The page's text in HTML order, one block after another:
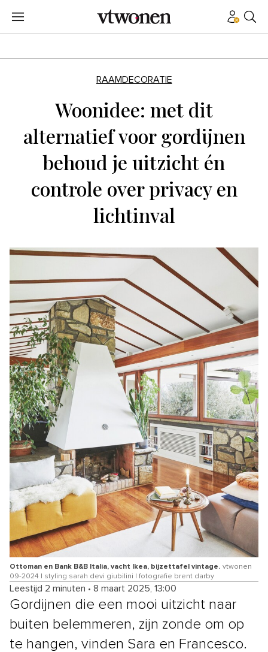
RAAMDECORATIE
Woonidee: met dit
alternatief voor gordijnen
behoud je uitzicht én
controle over privacy en
lichtinval
Ottoman en Bank B&B Italia, vacht Ikea, bijzettafel vintage. vtwonen
09-2024 | styling sarah devi giubilini | fotografie brent darby
Leestijd 2 minuten • 8 maart 2025, 13:00
Gordijnen die een mooi uitzicht naar
buiten belemmeren, zijn zonde om op
te hangen, vinden Sara en Francesco.